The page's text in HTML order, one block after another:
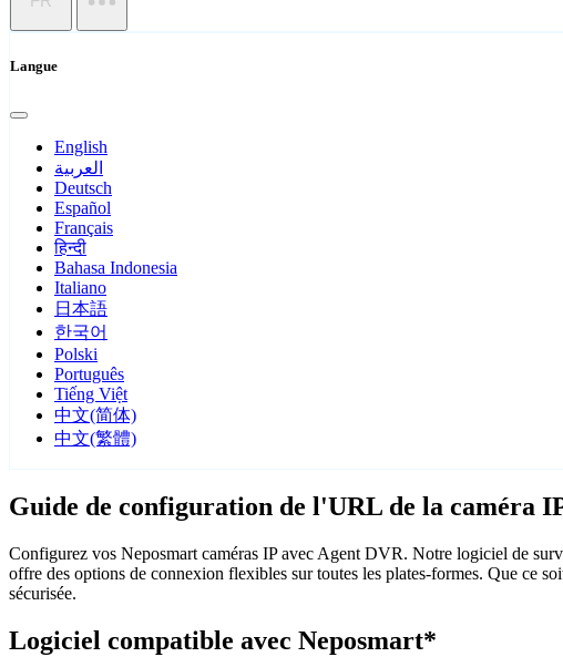
Langue
English
العربية
Deutsch
Español
Français
हिन्दी
Bahasa Indonesia
Italiano
日本語
한국어
Polski
Português
Tiếng Việt
中文(简体)
中文(繁體)
Guide de configuration de l'URL de la caméra
Configurez vos Neposmart caméras IP avec Agent DVR. Notre logiciel de
offre des options de connexion flexibles sur toutes les plates-formes. Que ce
sécurisée.
Logiciel compatible avec Neposmart*